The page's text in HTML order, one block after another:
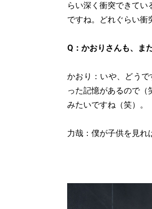
らい深く衝突できて
ですね。どれぐらい衝
Q：かおりさんも、ま
かおり：いや、どう
った記憶があるので（
みたいですね（笑）。
力哉：僕が子供を見れ